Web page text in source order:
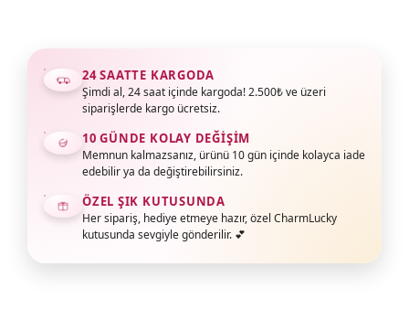
24 SAATTE KARGODA
Şimdi al, 24 saat içinde kargoda! 2.500₺ ve üzeri
siparişlerde kargo ücretsiz.
10 GÜNDE KOLAY DEĞIŞIM
Memnun kalmazsanız, ürünü 10 gün içinde kolayca iade
edebilir ya da değiştirebilirsiniz.
ÖZEL ŞIK KUTUSUNDA
Her sipariş, hediye etmeye hazır, özel CharmLucky
kutusunda sevgiyle gönderilir. 💕